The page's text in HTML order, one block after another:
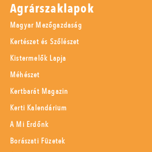
Agrárszaklapok
Magyar Mezőgazdaság
Kertészet és Szőlészet
Kistermelők Lapja
Méhészet
Kertbarát Magazin
Kerti Kalendárium
A Mi Erdőnk
Borászati Füzetek